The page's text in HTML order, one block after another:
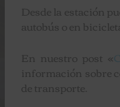
Desde la estación
autobús o en
En nuestro post «
información sobre
de transporte.